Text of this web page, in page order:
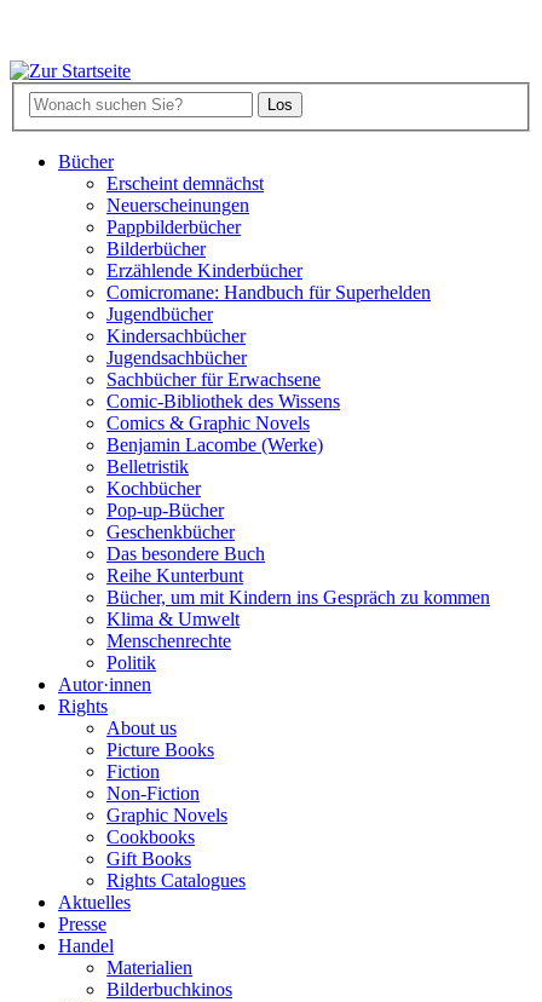
Bücher
Erscheint demnächst
Neuerscheinungen
Pappbilderbücher
Bilderbücher
Erzählende Kinderbücher
Comicromane: Handbuch für Superhelden
Jugendbücher
Kindersachbücher
Jugendsachbücher
Sachbücher für Erwachsene
Comic-Bibliothek des Wissens
Comics & Graphic Novels
Benjamin Lacombe (Werke)
Belletristik
Kochbücher
Pop-up-Bücher
Geschenkbücher
Das besondere Buch
Reihe Kunterbunt
Bücher, um mit Kindern ins Gespräch zu kommen
Klima & Umwelt
Menschenrechte
Politik
Autor·innen
Rights
About us
Picture Books
Fiction
Non-Fiction
Graphic Novels
Cookbooks
Gift Books
Rights Catalogues
Aktuelles
Presse
Handel
Materialien
Bilderbuchkinos